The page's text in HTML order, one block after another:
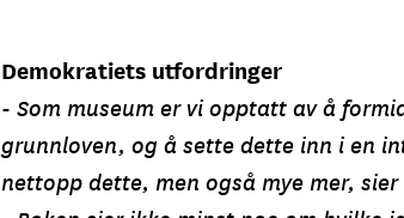
Demokratiets utfordringer
- Som museum er vi opptatt av å
grunnloven, og å sette dette inn i en
nettopp dette, men også mye mer,